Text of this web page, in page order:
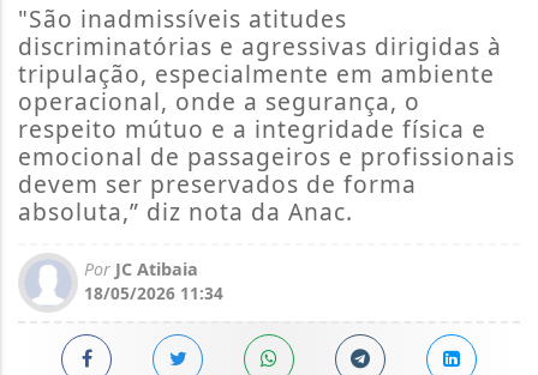
"São inadmissíveis atitudes
discriminatórias e agressivas dirigidas à
tripulação, especialmente em ambiente
operacional, onde a segurança, o
respeito mútuo e a integridade física e
emocional de passageiros e profissionais
devem ser preservados de forma
absoluta,” diz nota da Anac.
Por JC Atibaia
18/05/2026 11:34